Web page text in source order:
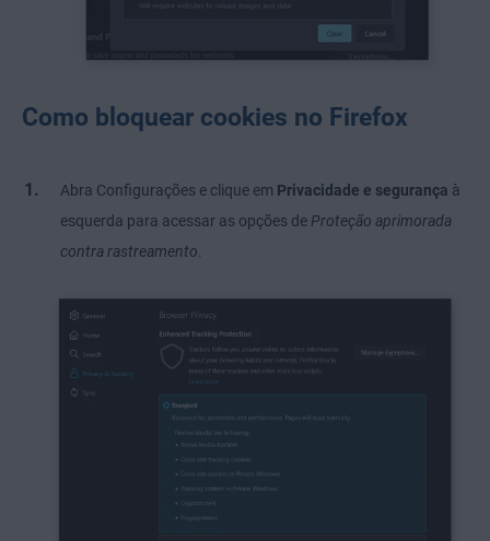
Como bloquear cookies no Firefox
Abra Configurações e clique em Privacidade e segurança à
esquerda para acessar as opções de Proteção aprimorada
contra rastreamento